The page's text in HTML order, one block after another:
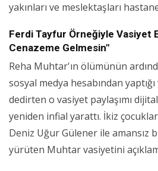
yakınları ve meslektaşları
Ferdi Tayfur Örneğiyle Vasiyet
Cenazeme Gelmesin"
Reha Muhtar'ın ölümünün
sosyal medya hesabından
dedirten o vasiyet paylaşımı
yeniden infial yarattı. İkiz
Deniz Uğur Gülener ile amansız
yürüten Muhtar vasiyetini